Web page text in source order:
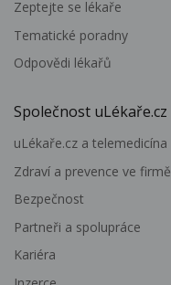
Zeptejte se lékaře
Tematické poradny
Odpovědi lékařů
Společnost uLékaře.cz
uLékaře.cz a telemedicína
Zdraví a prevence ve firmě
Bezpečnost
Partneři a spolupráce
Kariéra